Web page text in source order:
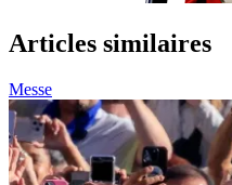
Articles similaires
Messe